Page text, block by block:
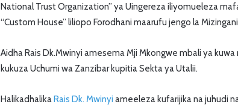
National Trust Organization” ya Uingereza iliyomueleza
“Custom House” liliopo Forodhani maarufu jengo la
Aidha Rais Dk.Mwinyi amesema Mji Mkongwe mbali ya
kukuza Uchumi wa Zanzibar kupitia Sekta ya Utalii.
HalikadhalikaRais Dk. Mwinyi ameeleza kufarijika na juhudi